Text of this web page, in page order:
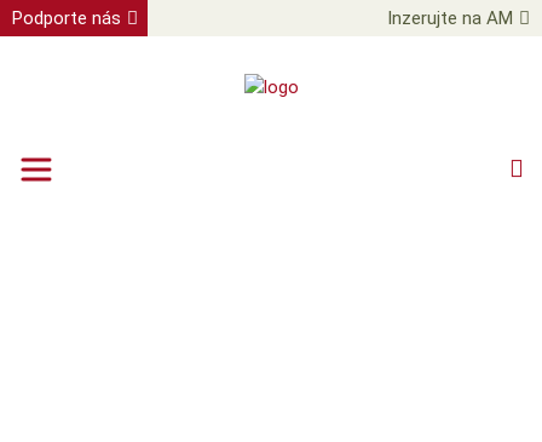
Podporte nás Inzerujte na AM